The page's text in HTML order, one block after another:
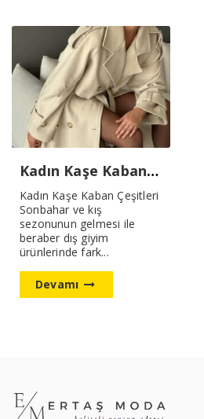
Kadın Kaşe Kaban Çeşitleri
Kadın Kaşe Kaban Çeşitleri
Sonbahar ve kış
sezonunun gelmesi ile
beraber dış giyim
ürünlerinde fark...
Devamı